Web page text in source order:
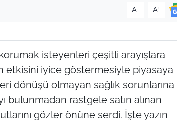
A- A+
isteyenleri çeşitli arayışlara
etkisini iyice göstermesiyle piyasaya
dönüşü olmayan sağlık sorunlarına
bulunmadan rastgele satın alınan
gözler önüne serdi. İşte yazın